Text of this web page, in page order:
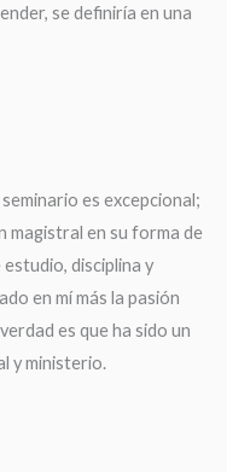
se definiría en una
es excepcional;
magistral en su forma de
disciplina y
en mí más la pasión
es que ha sido un
y ministerio.